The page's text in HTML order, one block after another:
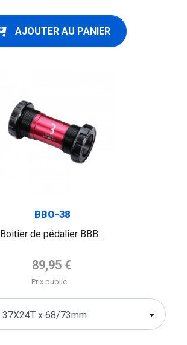
AJOUTER AU PANIER
BBO-38
Boitier de pédalier BBB...
Prix de base
89,95 €
Prix public